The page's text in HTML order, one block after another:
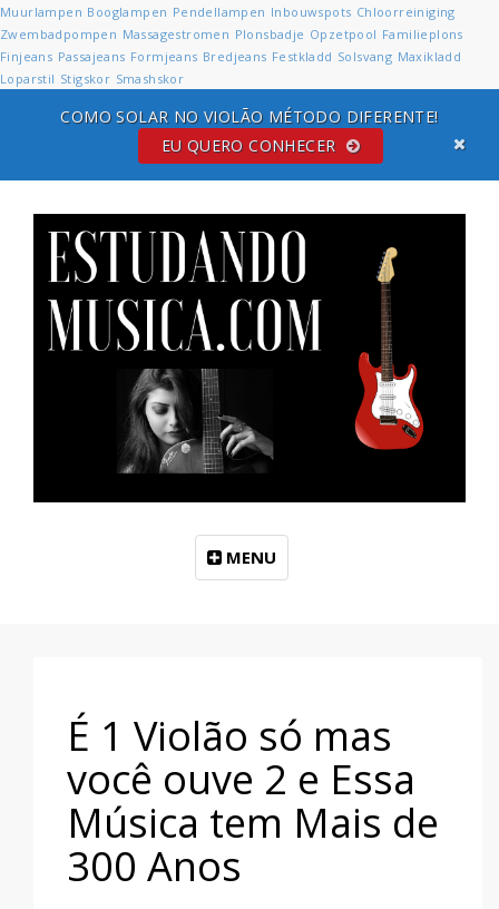
Muurlampen Booglampen Pendellampen Inbouwspots Chloorreiniging
Zwembadpompen Massagestromen Plonsbadje Opzetpool Familieplons
Finjeans Passajeans Formjeans Bredjeans Festkladd Solsvang Maxikladd
Loparstil Stigskor Smashskor
EU QUERO CONHECER
MENU
É 1 Violão só mas
você ouve 2 e Essa
Música tem Mais de
300 Anos